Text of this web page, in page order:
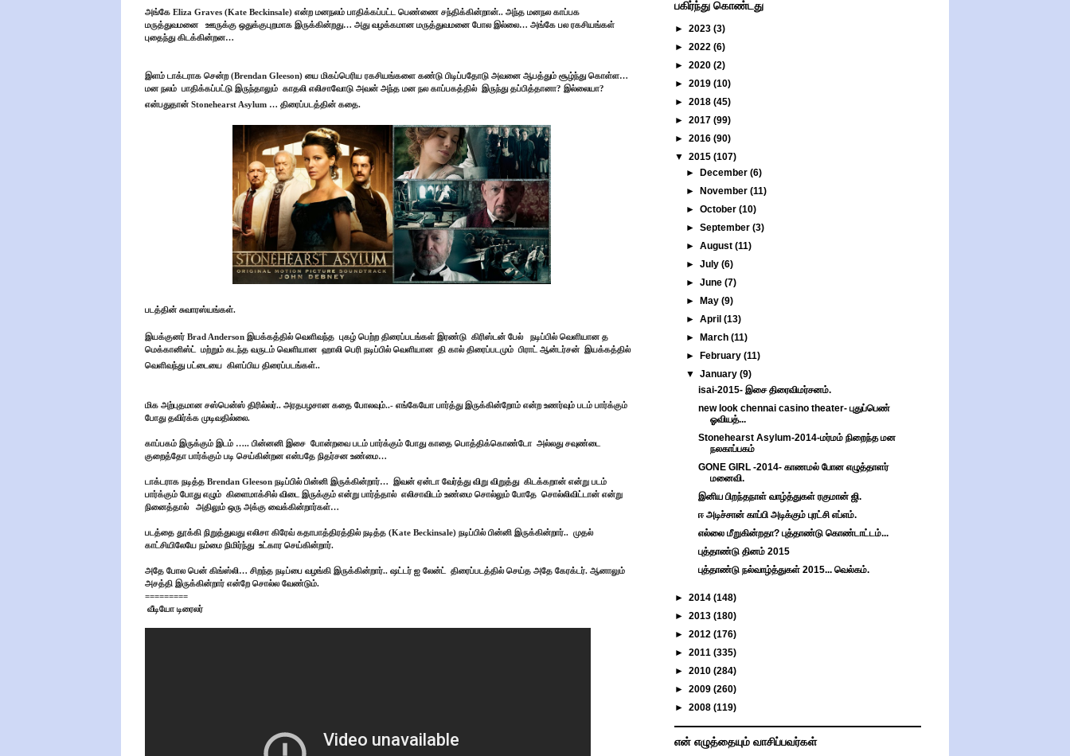
அங்கே Eliza Graves (Kate Beckinsale) என்ற மனநலம் பாதிக்கப்பட்ட பெண்ணை சந்திக்கின்றான்.. அந்த மனநல காப்பக
மருத்துவமனை
ஊருக்கு ஒதுக்குபுறமாக இருக்கின்றது… அது வழக்கமான மருத்துவமனை போல இல்லை… அங்கே பல ரகசியங்கள்
புதைந்து கிடக்கின்றன…
இளம் டாக்டராக சென்ற (Brendan Gleeson) யை மிகப்பெரிய ரகசியங்களை கண்டு பிடிப்பதோடு அவனை ஆபத்தும் சூழ்ந்து கொள்ள…
மன நலம் பாதிக்கப்பட்டு இருந்தாலும் காதலி எலிசாவோடு அவன் அந்த மன நல காப்பகத்தில் இருந்து தப்பித்தானா? இல்லையா?
என்பதுதான் Stonehearst Asylum … திரைப்படத்தின் கதை.
படத்தின் சுவாரஸ்யங்கள்.
இயக்குனர் Brad Anderson இயக்கத்தில் வெளிவந்த புகழ் பெற்ற திரைப்படங்கள் இரண்டு கிரிஸ்டன் பேல்
நடிப்பில் வெளியான த
மெக்கானிஸ்ட்
மற்றும் கடந்த வருடம் வெளியான ஹாலி பெரி நடிப்பில் வெளியான தி கால் திரைப்படமும் பிராட் ஆன்டர்சன் இயக்கத்தில்
வெளிவந்து பட்டையை கிளப்பிய திரைப்படங்கள்..
மிக அற்புதமான சஸ்பென்ஸ் திரில்லர்.. அரதபழசான கதை போலவும்..- எங்கேயோ பார்த்து இருக்கின்றோம் என்ற உணர்வும் படம் பார்க்கும்
போது தவிர்க்க முடிவதில்லை.
காப்பகம் இருக்கும் இடம் ….. பின்னனி இசை போன்றவை படம் பார்க்கும் போது காதை பொத்திக்கொண்டோ அல்லது சவுண்டை
குறைத்தோ பார்க்கும் படி செய்கின்றன என்பதே நிதர்சன உண்மை…
டாக்டராக நடித்த Brendan Gleeson நடிப்பில் பின்னி இருக்கின்றார்… இவன் ஏன்டா வேர்த்து விறு விறுத்து கிடக்கறான் என்று படம்
பார்க்கும் போது எழும் கிளைமாக்சில் விடை இருக்கும் என்று பார்த்தால் எலிசாவிடம் உண்மை சொல்லும் போதே சொல்லிவிட்டான் என்று
நினைத்தால்
அதிலும் ஒரு அக்கு வைக்கின்றார்கள்…
படத்தை தூக்கி நிறுத்துவது எலிசா கிரேவ் கதாபாத்திரத்தில் நடித்த (Kate Beckinsale) நடிப்பில் பின்னி இருக்கின்றார்.. முதல்
காட்சியிலேயே நம்மை நிமிர்ந்து உட்கார செய்கின்றார்.
அதே போல பென் கிங்ஸ்லி… சிறந்த நடிப்பை வழங்கி இருக்கின்றார்.. ஷட்டர் ஐ லேன்ட்
திரைப்படத்தில் செய்த அதே கேரக்டர். ஆனாலும்
அசத்தி இருக்கின்றார் என்றே சொல்ல வேண்டும்.
=========
வீடியோ டிரைலர்
பகிர்ந்து கொண்டது
► 2023 (3)
► 2022 (6)
► 2020 (2)
► 2019 (10)
► 2018 (45)
► 2017 (99)
► 2016 (90)
▼ 2015 (107)
►
December(6)
►
November(11)
►October(10)
►September(3)
►August(11)
►July(6)
►June(7)
►
May(9)
►April(13)
►
March(11)
►
February(11)
▼January(9)
isai-2015- இசை திரைவிமர்சனம்.
new look chennai casino theater- புதுப்பெண்
ஓவியத்...
Stonehearst Asylum-2014-மர்மம் நிறைந்த மன
நலகாப்பகம்
GONE GIRL -2014- காணமல் போன எழுத்தாளர்
மனைவி.
இனிய பிறந்தநாள் வாழ்த்துகள் ரகுமான் ஜி.
ஈ அடிச்சான் காப்பி அடிக்கும் புரட்சி எப்எம்.
எல்லை மீறுகின்றதா? புத்தாண்டு கொண்டாட்டம்...
புத்தாண்டு தினம் 2015
புத்தாண்டு நல்வாழ்த்துகள் 2015... வெல்கம்.
► 2014 (148)
► 2013 (180)
► 2012 (176)
► 2011 (335)
► 2010 (284)
► 2009 (260)
► 2008 (119)
என் எழுத்தையும் வாசிப்பவர்கள்